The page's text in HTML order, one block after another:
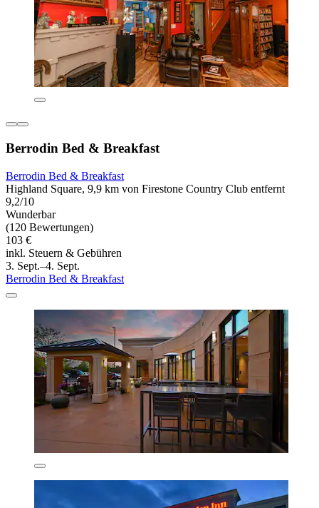
Berrodin Bed & Breakfast
Berrodin Bed & Breakfast
Highland Square, 9,9 km von Firestone Country Club entfernt
9,2/10
Wunderbar
(120 Bewertungen)
103 €
inkl. Steuern & Gebühren
3. Sept.–4. Sept.
Berrodin Bed & Breakfast